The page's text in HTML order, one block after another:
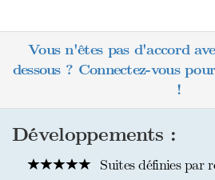
Vous n'êtes pas d'accord
dessous ? Connectez-vous
!
Développements :
Suites définies par